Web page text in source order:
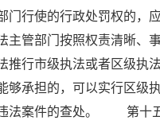
门行使的行政处罚权的
主管部门按照权责清晰
推行市级执法或者区级
够承担的，可以实行区
法案件的查处。 第十五